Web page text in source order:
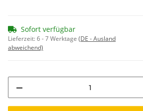
Sofort verfügbar
Lieferzeit:6 - 7 Werktage (DE - Ausland
abweichend)